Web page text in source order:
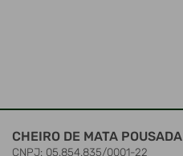
CHEIRO DE MATA POUSADA
CNPJ: 05.854.835/0001-22